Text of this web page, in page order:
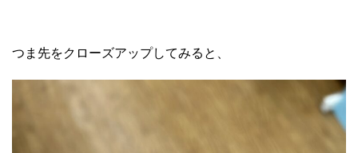
つま先をクローズアップしてみると、